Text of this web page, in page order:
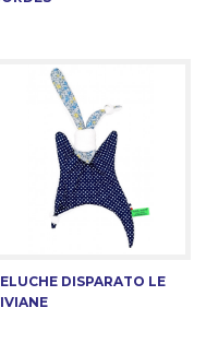
DISPARATO LE